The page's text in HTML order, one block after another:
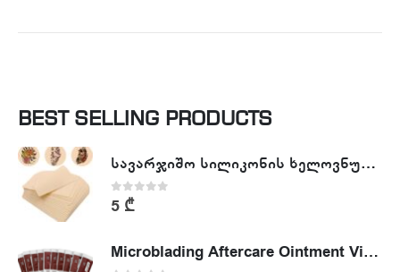
BEST SELLING PRODUCTS
სავარჯიშო სილიკონის ხელოვნური კანი - Tattoo Practike skin
0out of 5
5 ₾
Microblading Aftercare Ointment Vitamin A&D